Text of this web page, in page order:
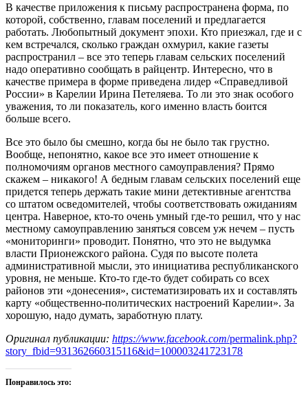
В качестве приложения к письму распространена форма, по
которой, собственно, главам поселений и предлагается
работать. Любопытный документ эпохи. Кто приезжал, где и с
кем встречался, сколько граждан охмурил, какие газеты
распространил – все это теперь главам сельских поселений
надо оперативно сообщать в райцентр. Интересно, что в
качестве примера в форме приведена лидер «Справедливой
России» в Карелии Ирина Петеляева. То ли это знак особого
уважения, то ли показатель, кого именно власть боится
больше всего.
Все это было бы смешно, когда бы не было так грустно.
Вообще, непонятно, какое все это имеет отношение к
полномочиям органов местного самоуправления? Прямо
скажем – никакого! А бедным главам сельских поселений еще
придется теперь держать такие мини детективные агентства
со штатом осведомителей, чтобы соответствовать ожиданиям
центра. Наверное, кто-то очень умный где-то решил, что у нас
местному самоуправлению заняться совсем уж нечем – пусть
«мониторинги» проводит. Понятно, что это не выдумка
власти Прионежского района. Судя по высоте полета
административной мысли, это инициатива республиканского
уровня, не меньше. Кто-то где-то будет собирать со всех
районов эти «донесения», систематизировать их и составлять
карту «общественно-политических настроений Карелии». За
хорошую, надо думать, заработную плату.
Оригинал публикации: https://www.facebook.com/permalink.php?
story_fbid=931362660315116&id=100003241723178
Понравилось это: